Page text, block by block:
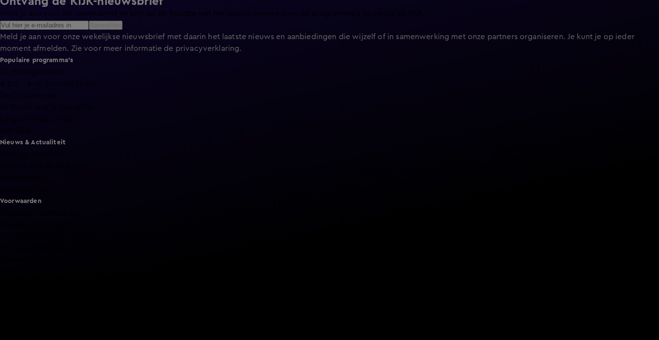
Meld je aan voor de nieuwsbrief en blijf op de hoogte van het laatste nieuws over de programma’s en series op KIJK.
Meld je aan voor onze wekelijkse nieuwsbrief met daarin het laatste nieuws en aanbiedingen die wijzelf of in samenwerking met onze partners organiseren. Je kunt je op ieder
moment afmelden. Zie voor meer informatie de privacyverklaring.
Populaire programma's
Nieuws & Actualiteit
Voorwaarden